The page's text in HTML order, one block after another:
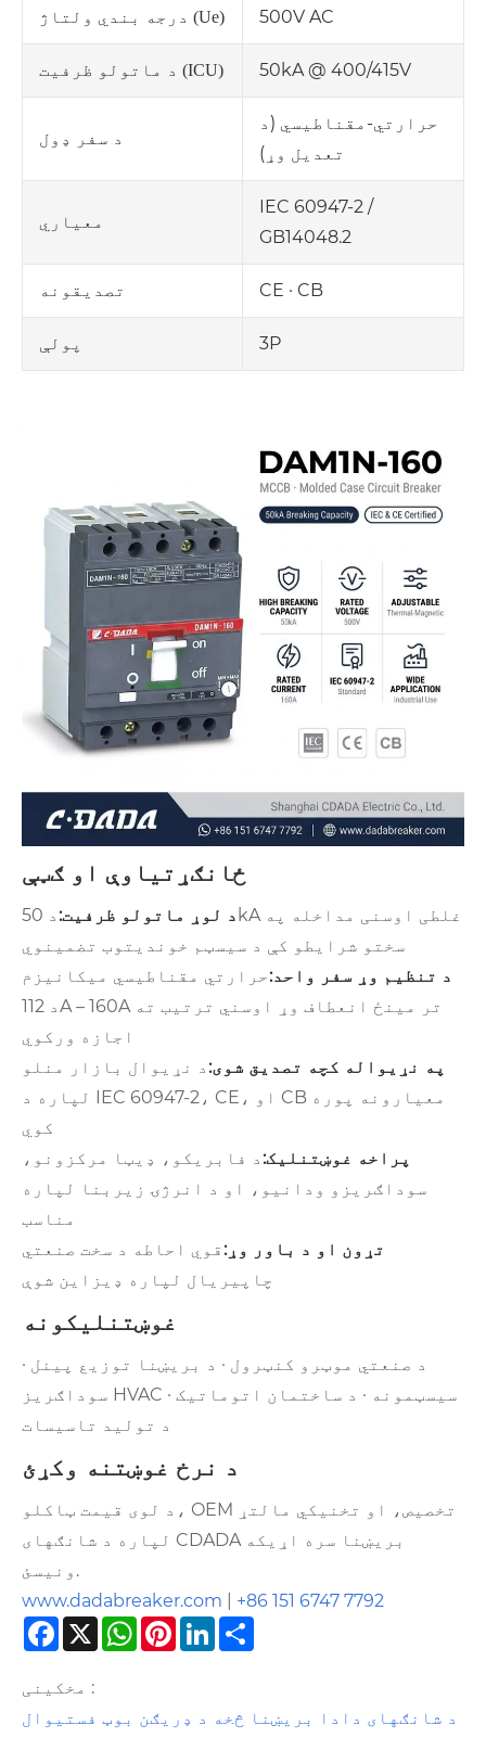
درجه بندي ولتاژ (Ue) 500V AC
د ماتولو ظرفیت (ICU) 50kA @ 400/415V
د سفر ډول
حرارتي-مقناطيسي (د
تعديل وړ)
معیاري
IEC 60947-2 /
GB14048.2
تصدیقونه CE · CB
پولې 3P
ځانګړتیاوې او ګټې
د لوړ ماتولو ظرفیت:
د 50kA غلطی اوسنی مداخله په
سختو شرایطو کې د سیسټم خوندیتوب تضمینوي
د تنظیم وړ سفر واحد:حرارتي مقناطیسي میکانیزم
د 112A – 160A تر مینځ انعطاف وړ اوسني ترتیب ته
اجازه ورکوي
په نړیواله کچه تصدیق شوی: د نړیوال بازار منلو
لپاره د IEC 60947-2، CE، او CB معیارونه پوره
کوي
پراخه غوښتنلیک: د فابریکو، ډیټا مرکزونو،
سوداګریزو ودانیو، او د انرژۍ زیربنا لپاره
مناسب
تړون او د باور وړ: قوي احاطه د سخت صنعتي
چاپیریال لپاره ډیزاین شوې
غوښتنلیکونه
د صنعتي موټرو کنټرول · د بریښنا توزیع پینل ·
سوداګریز HVAC سیسټمونه · د ساختمان اتوماتیک ·
د تولید تاسیسات
د نرخ غوښتنه وکړئ
د لوی قیمت ټاکلو، OEM تخصیص، او تخنیکي مالتړ
لپاره د شانګهای CDADA بریښنا سره اړیکه
ونیسئ.
www.dadabreaker.com
+86 151 6747 7792
Facebook
X WhatsApp
Pinterest
LinkedIn
مخکینی :
د شانګهای دادا بریښنا څخه د ډریګن بوټ فستیوال